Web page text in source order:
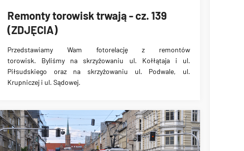
Remonty torowisk trwają - cz. 139
(ZDJĘCIA)
Przedstawiamy Wam fotorelację z remontów
torowisk. Byliśmy na skrzyżowaniu ul. Kołłątaja i ul.
Piłsudskiego oraz na skrzyżowaniu ul. Podwale, ul.
Krupniczej i ul. Sądowej.